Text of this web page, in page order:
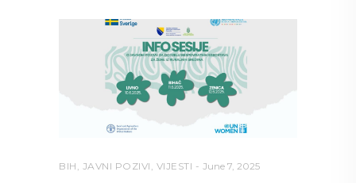
BIH , JAVNI POZIVI , VIJESTI June 7, 2025